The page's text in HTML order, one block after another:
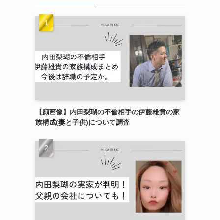
【顔画像】内田梨瑚の不倫相手の伊藤雄貴の家
族構成(妻と子供)について調査